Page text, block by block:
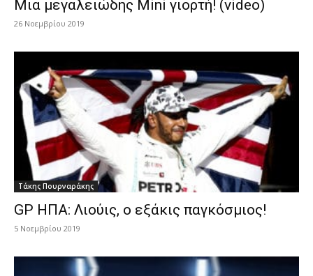
Mια μεγαλειώδης Mini γιορτή! (video)
26 Νοεμβρίου 2019
Τάκης Πουρναράκης
GP ΗΠΑ: Λιούις, ο εξάκις παγκόσμιος!
5 Νοεμβρίου 2019